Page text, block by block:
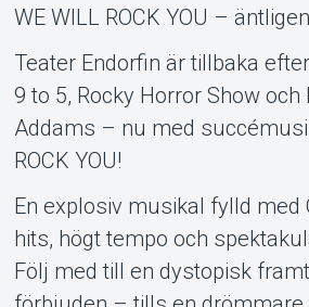
WE WILL ROCK YOU –
Teater Endorfin är tillbaka
9 to 5, Rocky Horror Show och
Addams – nu med
ROCK YOU!
En explosiv musikal fylld med
hits, högt tempo och
Följ med till en dystopisk